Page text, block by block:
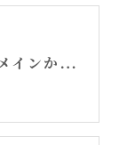
セントジャーメインからのスピリチュアルメッセージ・アリーシャ